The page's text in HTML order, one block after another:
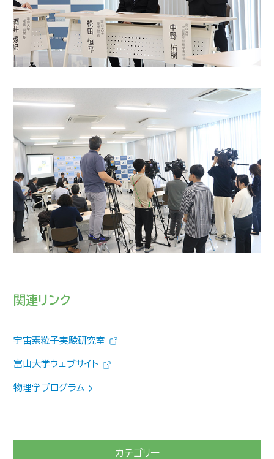
カテゴリー
関連リンク
宇宙素粒子実験研究室
富山大学ウェブサイト
物理学プログラム